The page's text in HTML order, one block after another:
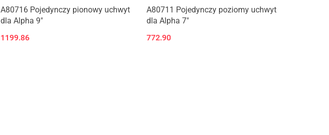
A80716 Pojedynczy pionowy uchwyt
dla Alpha 9"
1199.86
A80711 Pojedynczy poziomy uchwyt
dla Alpha 7"
772.90